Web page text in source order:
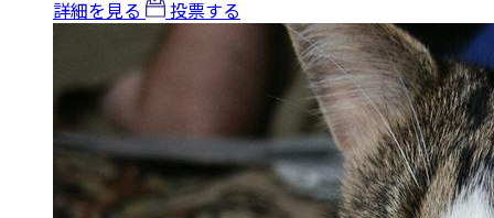
詳細を見る
投票する